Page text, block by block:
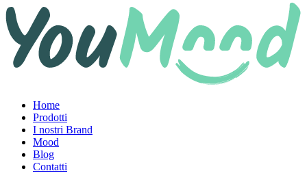
Home
Prodotti
I nostri Brand
Mood
Blog
Contatti